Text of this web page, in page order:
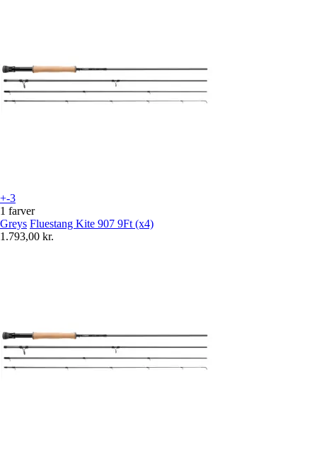
+-3
1 farver
Greys Fluestang Kite 907 9Ft (x4)
1.793,00 kr.